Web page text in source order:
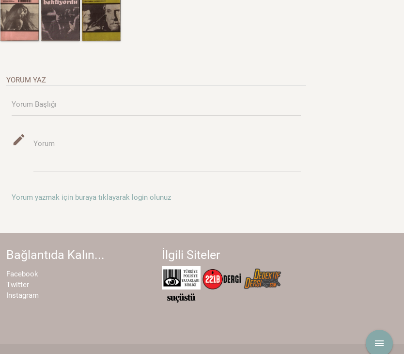
menu
YORUM YAZ
Yorum Başlığı
mode_edit Yorum
Yorum yazmak için buraya tıklayarak login olunuz
Bağlantıda Kalın...
Facebook
Twitter
Instagram
İlgili Siteler